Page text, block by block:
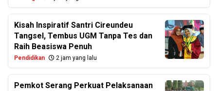
Kisah Inspiratif Santri Cireundeu
Tangsel, Tembus UGM Tanpa Tes dan
Raih Beasiswa Penuh
Pendidikan 2 jam yang lalu
Pemkot Serang Perkuat Pelaksanaan